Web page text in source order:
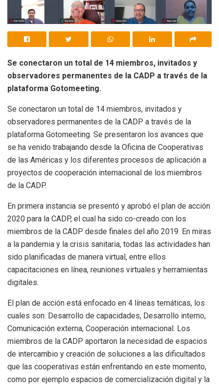
Se conectaron un total de 14 miembros, invitados y
observadores permanentes de la CADP a través de la
plataforma Gotomeeting.
Se conectaron un total de 14 miembros, invitados y
observadores permanentes de la CADP a través de la
plataforma Gotomeeting. Se presentaron los avances que
se ha venido trabajando desde la Oficina de Cooperativas
de las Américas y los diferentes procesos de aplicación a
proyectos de cooperación internacional de los miembros
de la CADP.
En primera instancia se presentó y aprobó el plan de acción
2020 para la CADP, el cual ha sido co-creado con los
miembros de la CADP desde finales del año 2019. En miras
a la pandemia y la crisis sanitaria, todas las actividades han
sido planificadas de manera virtual, entre ellos
capacitaciones en línea, reuniones virtuales y herramientas
digitales.
El plan de acción está enfocado en 4 líneas temáticas, los
cuales son: Desarrollo de capacidades, Desarrollo interno,
Comunicación externa, Cooperación internacional. Los
miembros de la CADP aportaron la necesidad de espacios
de intercambio y creación de soluciones a las dificultados
que las cooperativas están enfrentando en este momento,
como por ejemplo espacios de comercialización digital y la